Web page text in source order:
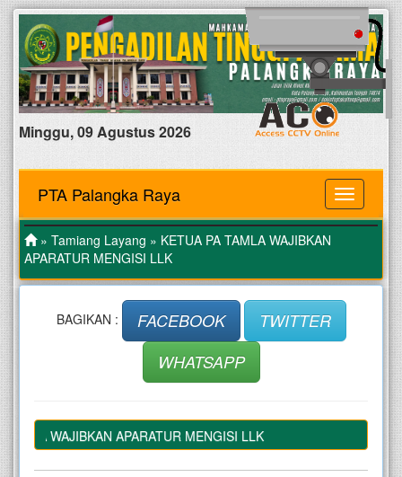
Minggu, 09 Agustus 2026
MENU
PTA Palangka Raya
» Tamiang Layang » KETUA PA TAMLA WAJIBKAN
APARATUR MENGISI LLK
BAGIKAN : FACEBOOK
TWITTER
WHATSAPP
WAJIBKAN APARATUR MENGISI LLK